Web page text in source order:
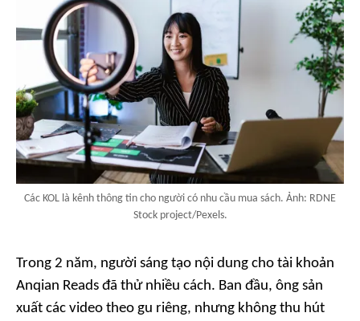
Các KOL là kênh thông tin cho người có nhu cầu mua sách. Ảnh: RDNE
Stock project/Pexels.
Trong 2 năm, người sáng tạo nội dung cho tài khoản
Anqian Reads đã thử nhiều cách. Ban đầu, ông sản
xuất các video theo gu riêng, nhưng không thu hút